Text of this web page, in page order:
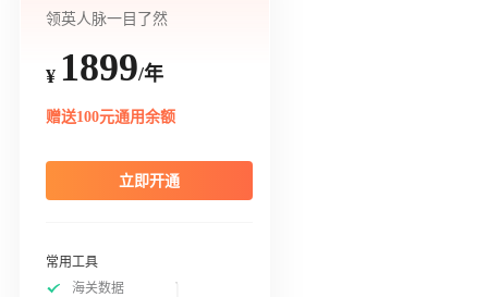
领英人脉一目了然
¥ 1899/年
赠送100元通用余额
立即开通
常用工具
海关数据